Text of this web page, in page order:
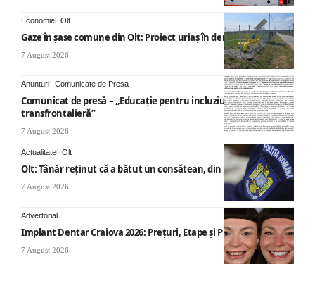
Economie Olt
Gaze în șase comune din Olt: Proiect uriaș în derulare
7 August 2026
Anunturi Comunicate de Presa
Comunicat de presă – „Educație pentru incluziune – O abordare
transfrontalieră”
7 August 2026
Actualitate Olt
Olt: Tânăr reţinut că a bătut un consătean, din cauza muzicii
7 August 2026
Advertorial
Implant Dentar Craiova 2026: Preţuri, Etape şi Plata în Rate
7 August 2026